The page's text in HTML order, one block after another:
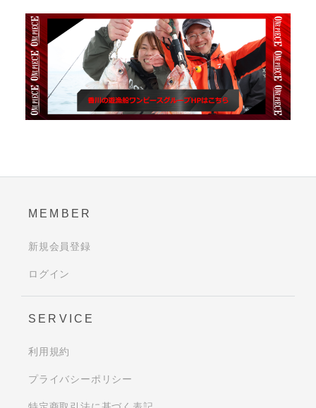
MEMBER
新規会員登録
ログイン
SERVICE
利用規約
プライバシーポリシー